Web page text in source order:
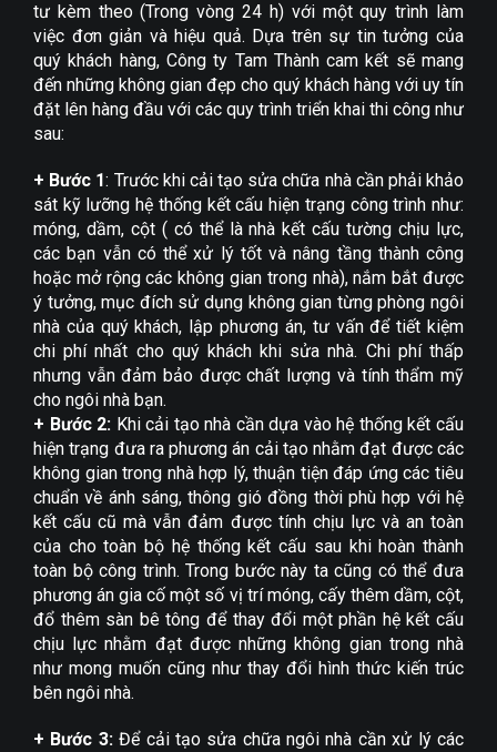
Thi công sàn gỗ
Thi công thạch cao
Thi công sân vườn
Tin tức
Phong thủy
Liên hệ
tư kèm theo (Trong vòng 24 h) với một quy trình làm
việc đơn giản và hiệu quả. Dựa trên sự tin tưởng của
quý khách hàng, Công ty Tam Thành cam kết sẽ mang
đến những không gian đẹp cho quý khách hàng với uy tín
đặt lên hàng đầu với các quy trình triển khai thi công như
sau:
+ Bước 1: Trước khi cải tạo sửa chữa nhà cần phải khảo
sát kỹ lưỡng hệ thống kết cấu hiện trạng công trình như:
móng, dầm, cột ( có thể là nhà kết cấu tường chịu lực,
các bạn vẫn có thể xử lý tốt và nâng tầng thành công
hoặc mở rộng các không gian trong nhà), nắm bắt được
ý tưởng, mục đích sử dụng không gian từng phòng ngôi
nhà của quý khách, lập phương án, tư vấn để tiết kiệm
chi phí nhất cho quý khách khi sửa nhà. Chi phí thấp
nhưng vẫn đảm bảo được chất lượng và tính thẩm mỹ
cho ngôi nhà bạn.
+ Bước 2: Khi cải tạo nhà cần dựa vào hệ thống kết cấu
hiện trạng đưa ra phương án cải tạo nhằm đạt được các
không gian trong nhà hợp lý, thuận tiện đáp ứng các tiêu
chuẩn về ánh sáng, thông gió đồng thời phù hợp với hệ
kết cấu cũ mà vẫn đảm được tính chịu lực và an toàn
của cho toàn bộ hệ thống kết cấu sau khi hoàn thành
toàn bộ công trình. Trong bước này ta cũng có thể đưa
phương án gia cố một số vị trí móng, cấy thêm dầm, cột,
đổ thêm sàn bê tông để thay đổi một phần hệ kết cấu
chịu lực nhằm đạt được những không gian trong nhà
như mong muốn cũng như thay đổi hình thức kiến trúc
bên ngôi nhà.
+ Bước 3:Để cải tạo sửa chữa ngôi nhà cần xử lý các